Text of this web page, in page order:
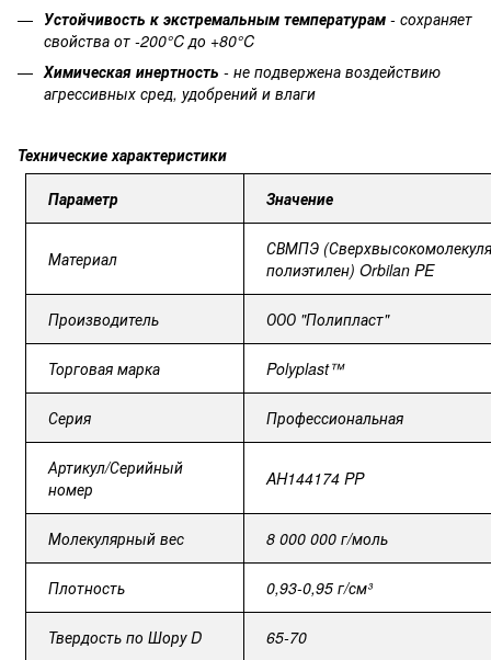
Устойчивость к экстремальным температурам - сохраняет
свойства от -200°C до +80°C
Химическая инертность - не подвержена воздействию
агрессивных сред, удобрений и влаги
Технические характеристики
Параметр
Значение
Материал
СВМПЭ
полиэтилен) Orbilan PE
Производитель ООО "Полипласт"
Торговаямарка Polyplast™
Серия Профессиональная
Артикул/Серийный
номер
AH144174 PP
Молекулярный вес 8 000 000 г/моль
Плотность 0,93-0,95 г/см³
ТвердостьпоШоруD 65-70